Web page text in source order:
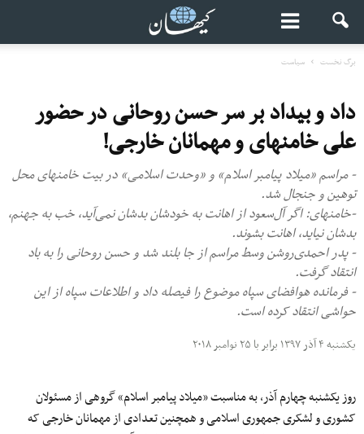
برگ نخست سیاست
داد و بیداد بر سر حسن روحانی در حضور
علی خامنه‎ای و مهمانان خارجی!
- مراسم «میلاد پیامبر اسلام» و «وحدت اسلامی» در بیت خامنه‎ای محل
توهین و جنجال شد.
-خامنه‎ای: اگر آل‌سعود از اهانت به خودشان بدشان نمی‌آید، خب به جهنم،
بدشان نیاید، اهانت بشوند.
- پدر احمدی‌روشن وسط مراسم از جا بلند شد و حسن روحانی را به باد
انتقاد گرفت.
- فرمانده هوافضای سپاه موضوع را فیصله داد و اطلاعات سپاه از این
حواشی انتقاد کرده است.
یکشنبه ۴ آذر ۱۳۹۷ برابر با ۲۵ نوامبر ۲۰۱۸
روز یکشنبه چهارم آذر، به مناسبت «میلاد پیامبر اسلام» گروهی از مسئولان
کشوری و لشکری جمهوری اسلامی و همچنین تعدادی از مهمانان خارجی که